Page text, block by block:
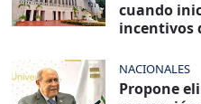
cuando
incentivos
NACIONALES
Propone